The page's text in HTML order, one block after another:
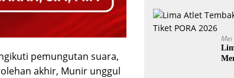
pemungutan suara,
akhir, Munir unggul